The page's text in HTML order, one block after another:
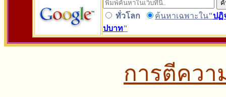
ทั่วโลก ค้นหาเฉพาะใน"ปฏิ
ปบาท"
การตีคว